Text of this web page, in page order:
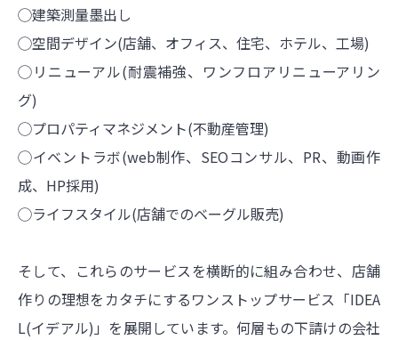
◯建築測量墨出し
◯空間デザイン(店舗、オフィス、住宅、ホテル、工場)
◯リニューアル(耐震補強、ワンフロアリニューアリン
グ)
◯プロパティマネジメント(不動産管理)
◯イベントラボ(web制作、SEOコンサル、PR、動画作
成、HP採用)
◯ライフスタイル(店舗でのベーグル販売)
そして、これらのサービスを横断的に組み合わせ、店舗
作りの理想をカタチにするワンストップサービス「IDEA
L(イデアル)」を展開しています。何層もの下請けの会社